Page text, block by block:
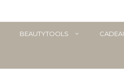
BEAUTYTOOLS